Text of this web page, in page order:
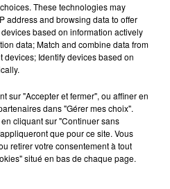
explique Célia Blauel,
de Paris chargée de la
"pour qu'elle analyse les
par ces traces",
d'un laboratoire en
les premiers à avoir ces
These technologies may
address and browsing data to offer
based on information actively
data; Match and combine data from
devices; Identify devices based on
sur "Accepter et fermer", ou affiner en
dans "Gérer mes choix".
cliquant sur "Continuer sans
que pour ce site. Vous
retirer votre consentement à tout
situé en bas de chaque page.